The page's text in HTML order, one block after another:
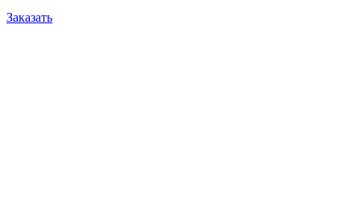
Заказать